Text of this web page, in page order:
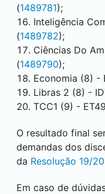
(1489781);
Inteligência
(1489782);
Ciências Do
(1489790);
Economia (8) -
Libras 2 (8) -
TCC1 (9) -
O resultado final
demandas dos
da Resolução 19/
Em caso de